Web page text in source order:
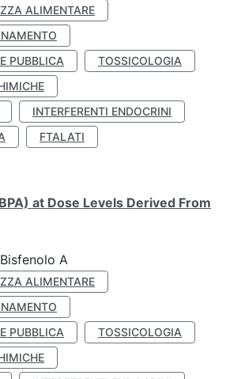
ALIMENTARE
PUBBLICA
TOSSICOLOGIA
INTERFERENTI ENDOCRINI
FTALATI
at Dose Levels Derived From
A
ALIMENTARE
PUBBLICA
TOSSICOLOGIA